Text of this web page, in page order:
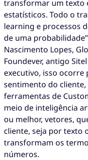
transformar um texto
estatísticos. Todo o
learning e processos
de uma
Nascimento Lopes,
Foundever, antigo
executivo, isso ocorre
sentimento do
ferramentas de
meio de inteligência
ou melhor, vetores,
cliente, seja por texto
transformam os
números.